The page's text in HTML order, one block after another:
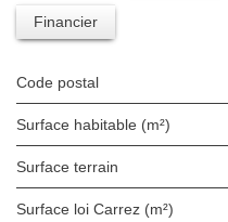
Financier
Code postal
Surface habitable (m²)
surface terrain
Surface loi Carrez (m²)